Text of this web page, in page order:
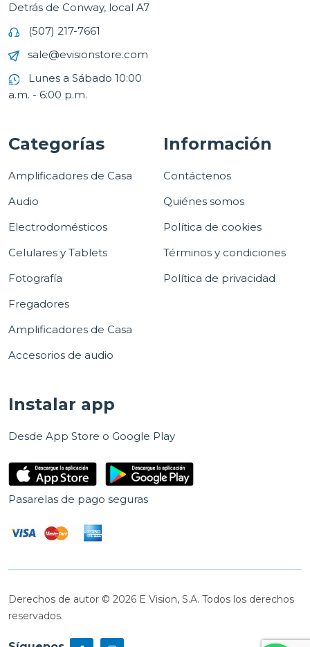
Detrás de Conway, local A7
(507) 217-7661
sale@evisionstore.com
Lunes a Sábado 10:00
a.m. - 6:00 p.m.
Categorías
Amplificadores de Casa
Audio
Electrodomésticos
Celulares y Tablets
Fotografía
Fregadores
Amplificadores de Casa
Accesorios de audio
Información
Contáctenos
Quiénes somos
Política de cookies
Términos y condiciones
Política de privacidad
Instalar app
Desde App Store o Google Play
Pasarelas de pago seguras
Derechos de autor © 2026 E Vision, S.A. Todos los derechos
reservados.